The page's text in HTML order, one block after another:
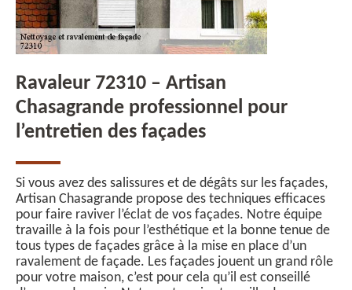
Ravaleur 72310 – Artisan
Chasagrande professionnel pour
l’entretien des façades
Si vous avez des salissures et de dégâts sur les façades,
Artisan Chasagrande propose des techniques efficaces
pour faire raviver l’éclat de vos façades. Notre équipe
travaille à la fois pour l’esthétique et la bonne tenue de
tous types de façades grâce à la mise en place d’un
ravalement de façade. Les façades jouent un grand rôle
pour votre maison, c’est pour cela qu’il est conseillé